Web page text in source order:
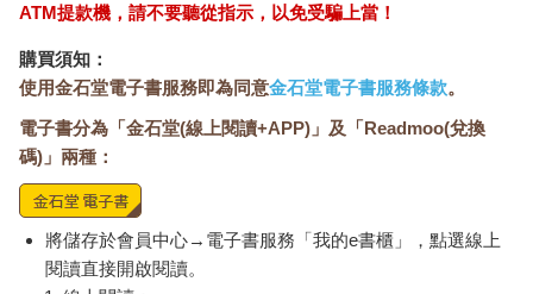
ATM提款機，請不要聽從指示，以免受騙上當！
購買須知：
使用金石堂電子書服務即為同意金石堂電子書服務條款。
電子書分為「金石堂(線上閱讀+APP)」及「Readmoo(兌換
碼)」兩種：
將儲存於會員中心→電子書服務「我的e書櫃」，點選線上
閱讀直接開啟閱讀。